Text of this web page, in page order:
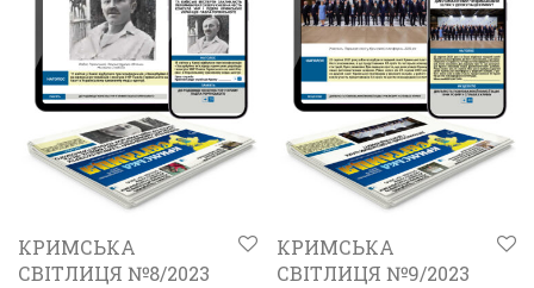
КРИМСЬКА
СВІТЛИЦЯ №8/2023
КРИМСЬКА
СВІТЛИЦЯ №9/2023